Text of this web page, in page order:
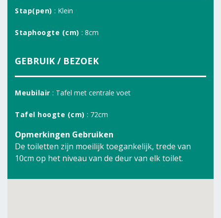
Stap(pen) : Klein
Staphoogte (cm) : 8cm
GEBRUIK / BEZOEK
Meubilair : Tafel met centrale voet
Tafel hoogte (cm) : 72cm
Opmerkingen Gebruiken
De toiletten zijn moeilijk toegankelijk, trede van
10cm op het niveau van de deur van elk toilet.